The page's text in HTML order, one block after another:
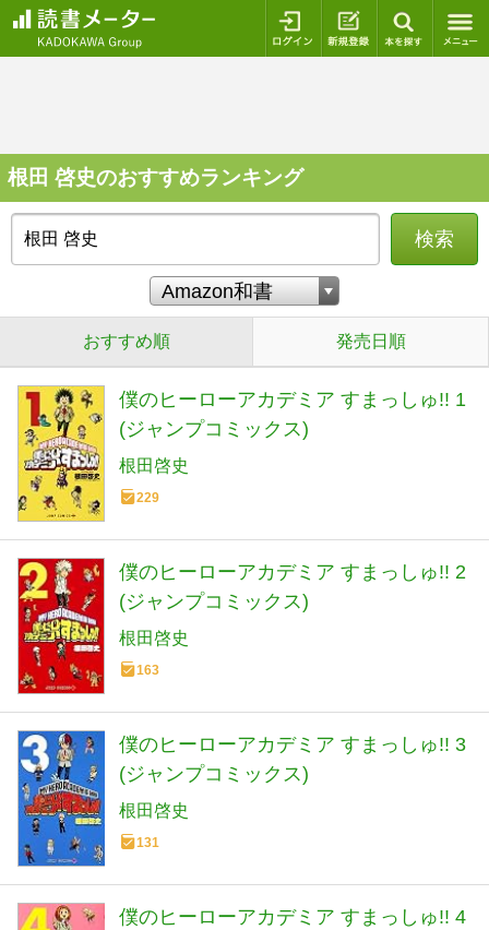
ログイン 新規登録
根田 啓史のおすすめランキング
検索
おすすめ順 発売日順
僕のヒーローアカデミア すまっしゅ!! 1
(ジャンプコミックス)
根田啓史
229
僕のヒーローアカデミア すまっしゅ!! 2
(ジャンプコミックス)
根田啓史
163
僕のヒーローアカデミア すまっしゅ!! 3
(ジャンプコミックス)
根田啓史
131
僕のヒーローアカデミア すまっしゅ!! 4